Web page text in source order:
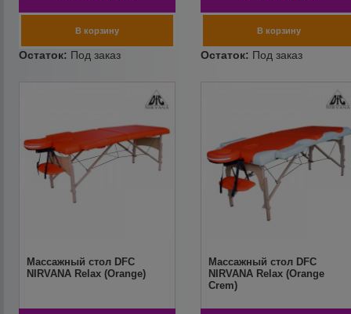
Массажный стол DFC
NIRVANA Relax (Orange)
Массажный стол DFC
NIRVANA Relax (Orange
Crem)